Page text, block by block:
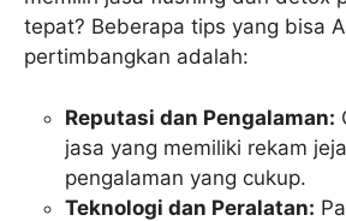
tepat? Beberapa tips yang bisa
pertimbangkan adalah:
Reputasi dan Pengalaman:
jasa yang memiliki rekam
pengalaman yang cukup.
Teknologi dan Peralatan: